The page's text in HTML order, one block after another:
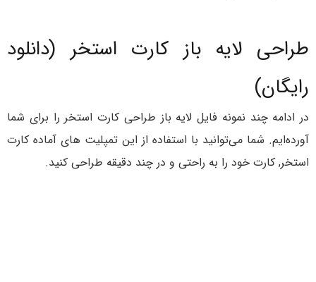
طراحی لایه باز کارت استخر (دانلود
رایگان)
در ادامه چند نمونه فایل لایه باز طراحی کارت استخر را برای شما
آورده‌ایم. شما می‌توانید با استفاده از این تمپلیت های آماده کارت
استخر, کارت خود را به راحتی و در چند دقیقه طراحی کنید.